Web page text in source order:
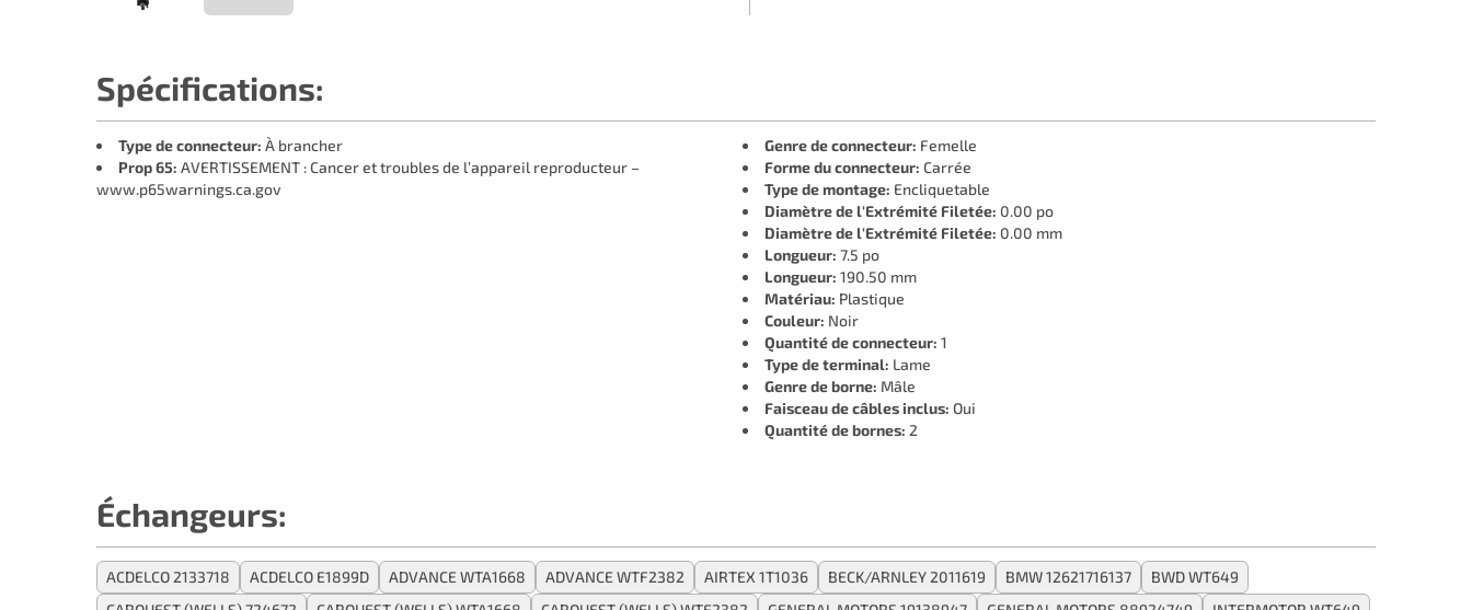
Spécifications:
Type de connecteur: À brancher
Prop 65: AVERTISSEMENT : Cancer et troubles de l’appareil reproducteur –
www.p65warnings.ca.gov
Genre de connecteur: Femelle
Forme du connecteur: Carrée
Type de montage: Encliquetable
Diamètre de l'Extrémité Filetée: 0.00 po
Diamètre de l'Extrémité Filetée: 0.00 mm
Longueur: 7.5 po
Longueur: 190.50 mm
Matériau: Plastique
Couleur: Noir
Quantité de connecteur: 1
Type de terminal: Lame
Genre de borne: Mâle
Faisceau de câbles inclus: Oui
Quantité de bornes: 2
Échangeurs:
ACDELCO 2133718 ACDELCO E1899D ADVANCE WTA1668 ADVANCE WTF2382 AIRTEX 1T1036 BECK/ARNLEY 2011619 BMW 12621716137
BWD WT649